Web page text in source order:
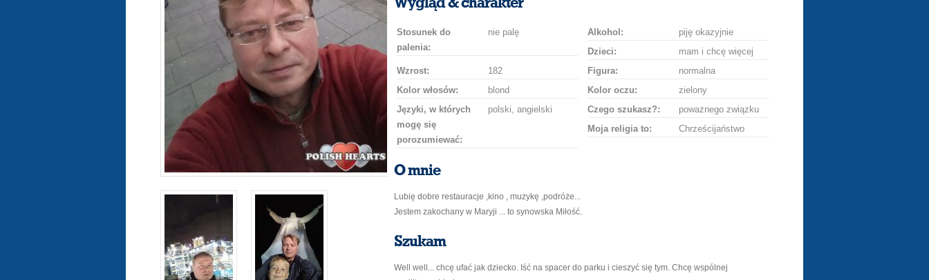
Stosunek do
palenia:
nie palę Alkohol:
piję okazyjnie
Dzieci:
mam i chcę więcej
Wzrost:
182 Figura:
normalna
Kolor włosów:
blond Kolor oczu:
zielony
Języki, w których
mogę się
porozumiewać:
polski, angielski Czego szukasz?:
poważnego związku
Moja religia to:
Chrześcijaństwo
O mnie
Lubię dobre restauracje ,kino , muzykę ,podróże...
Jestem zakochany w Maryji ... to synowska Miłość.
Szukam
Well well... chcę ufać jak dziecko. Iść na spacer do parku i cieszyć się tym. Chcę wspólnej